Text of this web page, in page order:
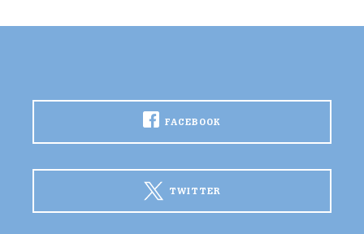
FACEBOOK
TWITTER